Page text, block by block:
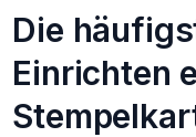
Die
Einrichten